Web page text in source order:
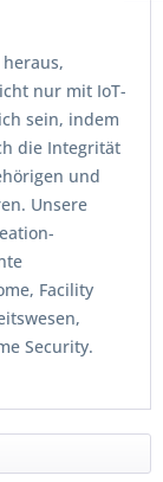
nur mit IoT-
sein, indem
die Integrität
und
Unsere
Facility
Security.